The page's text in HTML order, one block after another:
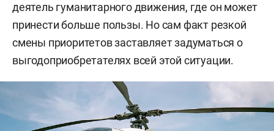
деятель гуманитарного движения, где он может
принести больше пользы. Но сам факт резкой
смены приоритетов заставляет задуматься о
выгодоприобретателях всей этой ситуации.